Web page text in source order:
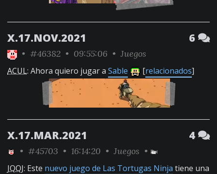
X.17.NOV.2021 6
• #46382 • 09:55:06 • Juegos
ACUL: Ahora quiero jugar a Sable [relacionados]
X.17.MAR.2021 4
• #45703 • 16:14:20 • Juegos •
JQQJ: Este nuevo juego de Las Tortugas Ninja tiene una